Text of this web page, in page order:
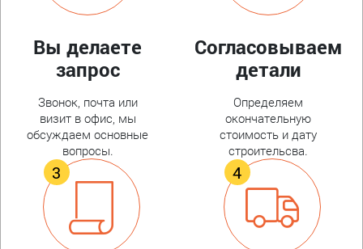
Вы делаете
запрос
Звонок, почта или
визит в офис, мы
обсуждаем основные
вопросы.
Согласовываем
детали
Определяем
окончательную
стоимость и дату
строительсва.